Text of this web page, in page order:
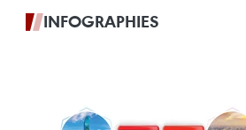
INFOGRAPHIES